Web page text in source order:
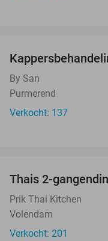
By San
Purmerend
Verkocht: 137
Thais 2-
Prik Thai Kitchen
Volendam
Verkocht: 201